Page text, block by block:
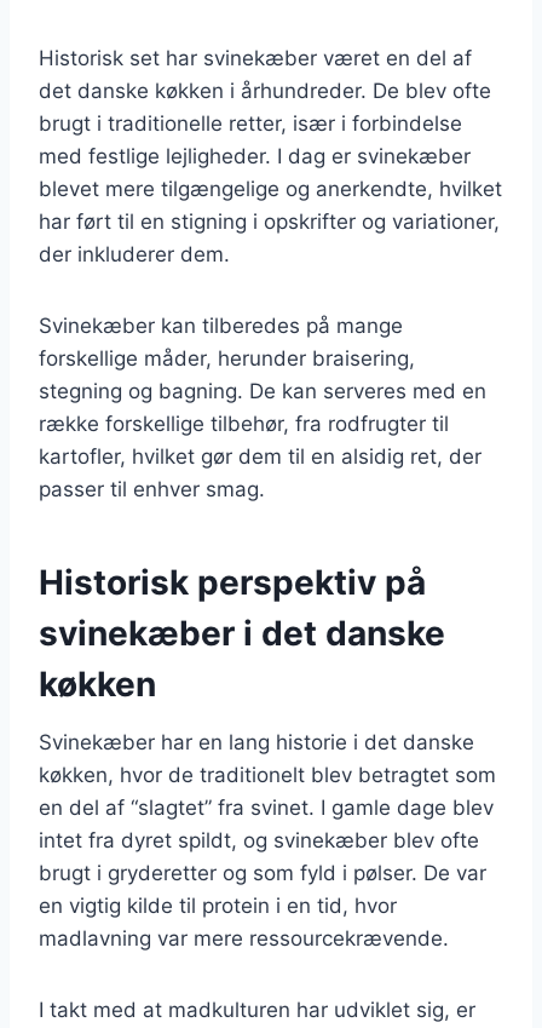
Historisk set har svinekæber været en del af
det danske køkken i århundreder. De blev ofte
brugt i traditionelle retter, især i forbindelse
med festlige lejligheder. I dag er svinekæber
blevet mere tilgængelige og anerkendte, hvilket
har ført til en stigning i opskrifter og variationer,
der inkluderer dem.
Svinekæber kan tilberedes på mange
forskellige måder, herunder braisering,
stegning og bagning. De kan serveres med en
række forskellige tilbehør, fra rodfrugter til
kartofler, hvilket gør dem til en alsidig ret, der
passer til enhver smag.
Historisk perspektiv på
svinekæber i det danske
køkken
Svinekæber har en lang historie i det danske
køkken, hvor de traditionelt blev betragtet som
en del af “slagtet” fra svinet. I gamle dage blev
intet fra dyret spildt, og svinekæber blev ofte
brugt i gryderetter og som fyld i pølser. De var
en vigtig kilde til protein i en tid, hvor
madlavning var mere ressourcekrævende.
I takt med at madkulturen har udviklet sig, er